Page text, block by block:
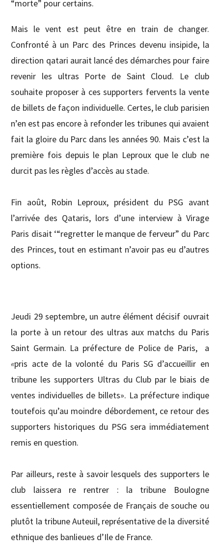
“morte” pour certains.
Mais le vent est peut être en train de changer.
Confronté à un Parc des Princes devenu insipide, la
direction qatari aurait lancé des démarches pour faire
revenir les ultras Porte de Saint Cloud. Le club
souhaite proposer à ces supporters fervents la vente
de billets de façon individuelle. Certes, le club parisien
n’en est pas encore à refonder les tribunes qui avaient
fait la gloire du Parc dans les années 90. Mais c’est la
première fois depuis le plan Leproux que le club ne
durcit pas les règles d’accès au stade.
Fin août, Robin Leproux, président du PSG avant
l’arrivée des Qataris, lors d’une interview à Virage
Paris disait ‘“regretter le manque de ferveur” du Parc
des Princes, tout en estimant n’avoir pas eu d’autres
options.
Jeudi 29 septembre, un autre élément décisif ouvrait
la porte à un retour des ultras aux matchs du Paris
Saint Germain. La préfecture de Police de Paris, a
«pris acte de la volonté du Paris SG d’accueillir en
tribune les supporters Ultras du Club par le biais de
ventes individuelles de billets». La préfecture indique
toutefois qu’au moindre débordement, ce retour des
supporters historiques du PSG sera immédiatement
remis en question.
Par ailleurs, reste à savoir lesquels des supporters le
club laissera re rentrer : la tribune Boulogne
essentiellement composée de Français de souche ou
plutôt la tribune Auteuil, représentative de la diversité
ethnique des banlieues d’Ile de France.